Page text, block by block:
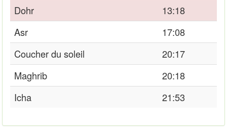
Dohr
13:18
Asr
17:08
Coucher du soleil
20:17
Maghrib
20:18
Icha
21:53